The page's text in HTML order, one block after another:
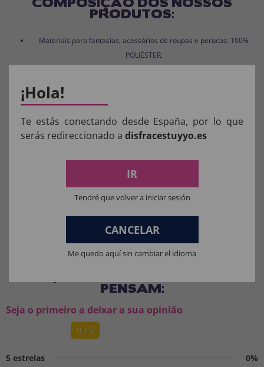
PRODUTOS:
Materiais para fantasias, acessórios de roupas e perucas: 100%
POLIÉSTER.
Materiais de brinquedo para fantasia completa: 100% PVC.
Aviso: Todos os produtos destinados a crianças
menores de 36 meses devem ser supervisionados
por um adulto.
Manter longe do fogo.
PENSAM:
Seja o primeiro a deixar a sua opinião
0 / 5
5 estrelas
0%
¡Hola!
Te estás conectando desde España, por lo que
serás redireccionado a disfracestuyyo.es
IR
Tendré que volver a iniciar sesión
CANCELAR
Me quedo aquí sin cambiar el idioma